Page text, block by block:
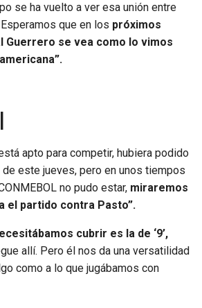
se ha vuelto a ver esa unión entre
que en los próximos
Guerrero se vea como lo vimos
apto para competir, hubiera podido
este jueves, pero en unos tiempos
no pudo estar, miraremos
el partido contra Pasto”.
cubrir es la de ‘9’,
allí. Pero él nos da una versatilidad
como a lo que jugábamos con